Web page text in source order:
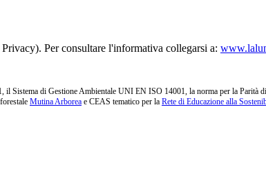
Per consultare l'informativa collegarsi a:
Sistema di Gestione Ambientale UNI EN ISO 14001, la norma per la
Mutina Arborea e CEAS tematico per la Rete di Educazione alla